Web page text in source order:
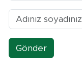
Gönder